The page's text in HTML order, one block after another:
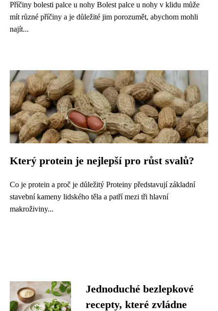
Příčiny bolesti palce u nohy Bolest palce u nohy v klidu může
mít různé příčiny a je důležité jim porozumět, abychom mohli
najít...
Který protein je nejlepší pro růst svalů?
Co je protein a proč je důležitý Proteiny představují základní
stavební kameny lidského těla a patří mezi tři hlavní
makroživiny...
Jednoduché bezlepkové
recepty, které zvládne